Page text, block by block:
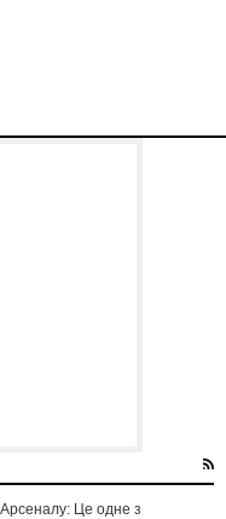
Арсеналу: Це одне з